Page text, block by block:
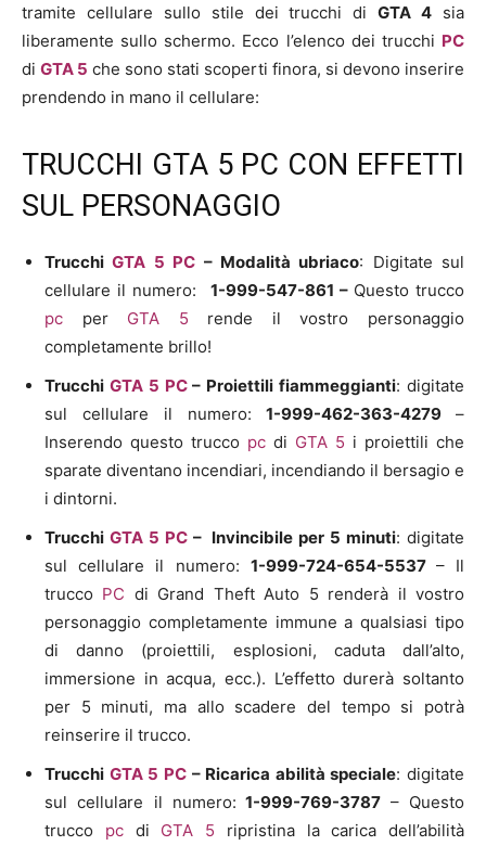
tramite cellulare sullo stile dei trucchi diGTA 4 sia
liberamente sullo schermo. Ecco l’elenco dei trucchi PC
di GTA 5 che sono stati scoperti finora, si devono inserire
prendendo in mano il cellulare:
TRUCCHI GTA 5 PC CON EFFETTI
SUL PERSONAGGIO
TrucchiGTA 5 PC – Modalità ubriaco: Digitate sul
cellulare il numero: 1-999-547-861 – Questo trucco
pc per GTA 5 rende il vostro personaggio
completamente brillo!
Trucchi GTA 5 PC– Proiettili fiammeggianti: digitate
sul cellulare il numero: 1-999-462-363-4279 –
Inserendo questo trucco pc di GTA 5 i proiettili che
sparate diventano incendiari, incendiando il bersagio e
i dintorni.
Trucchi GTA 5 PC– Invincibile per 5 minuti: digitate
sul cellulare il numero: 1-999-724-654-5537 – Il
trucco PC di Grand Theft Auto 5 renderà il vostro
personaggio completamente immune a qualsiasi tipo
di danno (proiettili, esplosioni, caduta dall’alto,
immersione in acqua, ecc.). L’effetto durerà soltanto
per 5 minuti, ma allo scadere del tempo si potrà
reinserire il trucco.
Trucchi GTA 5 PC– Ricarica abilità speciale: digitate
sul cellulare il numero: 1-999-769-3787 – Questo
trucco pcdi GTA 5 ripristina la carica dell’abilità